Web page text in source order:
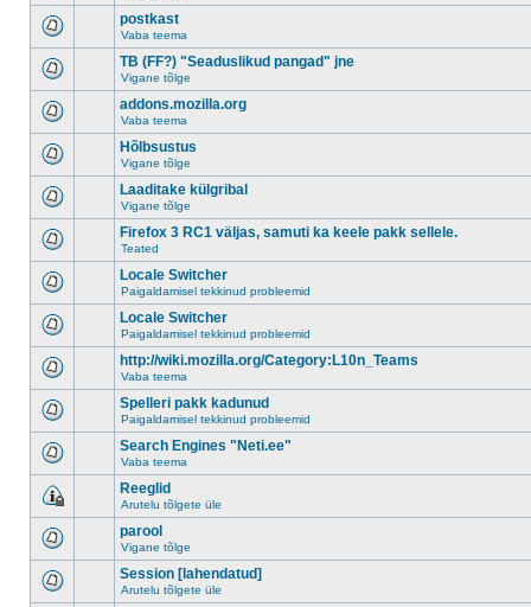
postkast
Vaba teema
TB (FF?) "Seaduslikud pangad" jne
Vigane tõlge
addons.mozilla.org
Vaba teema
Hõlbsustus
Vigane tõlge
Laaditake külgribal
Vigane tõlge
Firefox 3 RC1 väljas, samuti ka keele pakk sellele.
Teated
Locale Switcher
Paigaldamisel tekkinud probleemid
Locale Switcher
Paigaldamisel tekkinud probleemid
http://wiki.mozilla.org/Category:L10n_Teams
Vaba teema
Spelleri pakk kadunud
Paigaldamisel tekkinud probleemid
Search Engines "Neti.ee"
Vaba teema
Reeglid
Arutelu tõlgete üle
parool
Vigane tõlge
Session [lahendatud]
Arutelu tõlgete üle